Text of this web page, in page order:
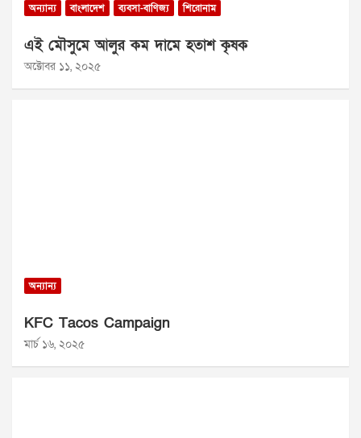
অন্যান্য বাংলাদেশ ব্যবসা-বাণিজ্য শিরোনাম
এই মৌসুমে আলুর কম দামে হতাশ কৃষক
অক্টোবর ১১, ২০২৫
অন্যান্য
KFC Tacos Campaign
মার্চ ১৬, ২০২৫